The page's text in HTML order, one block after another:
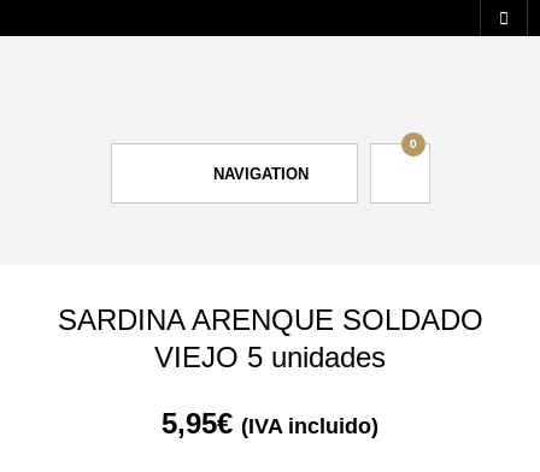
NAVIGATION
0
SARDINA ARENQUE SOLDADO
VIEJO 5 unidades
5,95€ (IVA incluido)